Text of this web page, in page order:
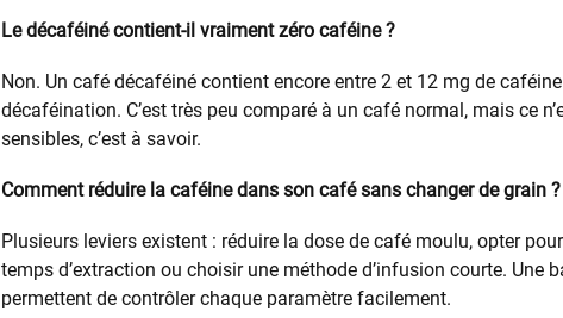
Le décaféiné contient-il vraiment zéro caféine ?
Non. Un café décaféiné contient encore entre 2 et 12 mg de
décaféination. C’est très peu comparé à un café normal, mais ce
sensibles, c’est à savoir.
Comment réduire la caféine dans son café sans changer de grain ?
Plusieurs leviers existent : réduire la dose de café moulu, opter
temps d’extraction ou choisir une méthode d’infusion courte. Une
permettent de contrôler chaque paramètre facilement.